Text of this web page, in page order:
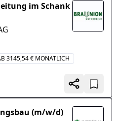
im Schank
3145,54 € MONATLICH
(m/w/d)